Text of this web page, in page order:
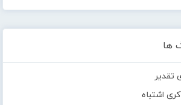
ها
تقدیر
اشتباه